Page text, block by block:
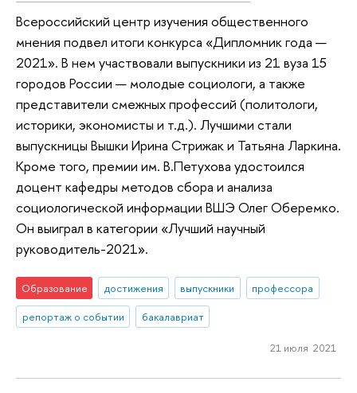
Всероссийский центр изучения общественного
мнения подвел итоги конкурса «Дипломник года —
2021». В нем участвовали выпускники из 21 вуза 15
городов России — молодые социологи, а также
представители смежных профессий (политологи,
историки, экономисты и т.д.). Лучшими стали
выпускницы Вышки Ирина Стрижак и Татьяна Ларкина.
Кроме того, премии им. В.Петухова удостоился
доцент кафедры методов сбора и анализа
социологической информации ВШЭ Олег Оберемко.
Он выиграл в категории «Лучший научный
руководитель-2021».
Образование достижения выпускники
профессора
репортаж о событии
бакалавриат
21 июля 2021